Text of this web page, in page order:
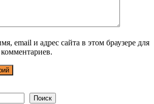
email и адрес сайта в этом браузере для
Поиск